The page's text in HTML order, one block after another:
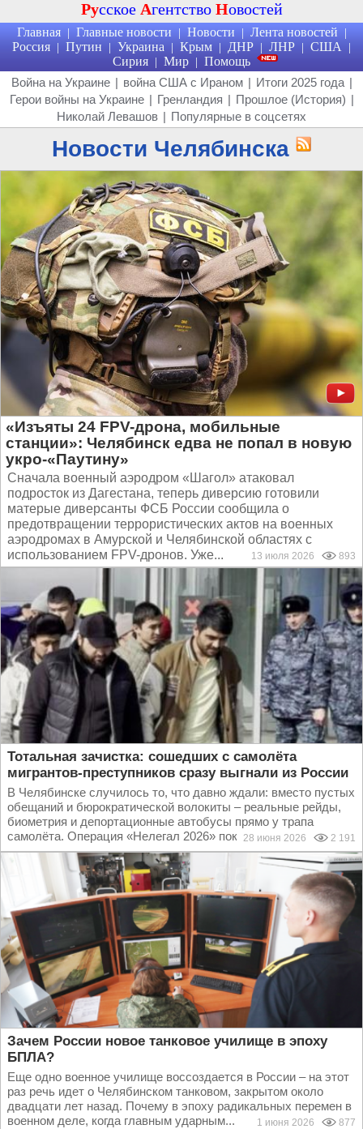
Русское Агентство Новостей
Главная | Главные новости | Новости | Лента новостей |
Россия | Путин | Украина | Крым | ДНР | ЛНР | США |
Сирия | Мир | Помощь
Война на Украине | война США с Ираном | Итоги 2025 года |
Герои войны на Украине | Гренландия | Прошлое (История) |
Николай Левашов | Популярные в соцсетях
Новости Челябинска
«Изъяты 24 FPV-дрона, мобильные
станции»: Челябинск едва не попал в новую
укро-«Паутину»
Сначала военный аэродром «Шагол» атаковал
подросток из Дагестана, теперь диверсию готовили
матерые диверсанты ФСБ России сообщила о
предотвращении террористических актов на военных
аэродромах в Амурской и Челябинской областях с
использованием FPV-дронов. Уже...
13 июля 2026 893
Тотальная зачистка: сошедших с самолёта
мигрантов-преступников сразу выгнали из России
В Челябинске случилось то, что давно ждали: вместо пустых
обещаний и бюрократической волокиты – реальные рейды,
биометрия и депортационные автобусы прямо у трапа
самолёта. Операция «Нелегал 2026» показала:...
28 июня 2026 2 191
Зачем России новое танковое училище в эпоху
БПЛА?
Еще одно военное училище воссоздается в России – на этот
раз речь идет о Челябинском танковом, закрытом около
двадцати лет назад. Почему в эпоху радикальных перемен в
военном деле, когда главным ударным...
1 июня 2026 877